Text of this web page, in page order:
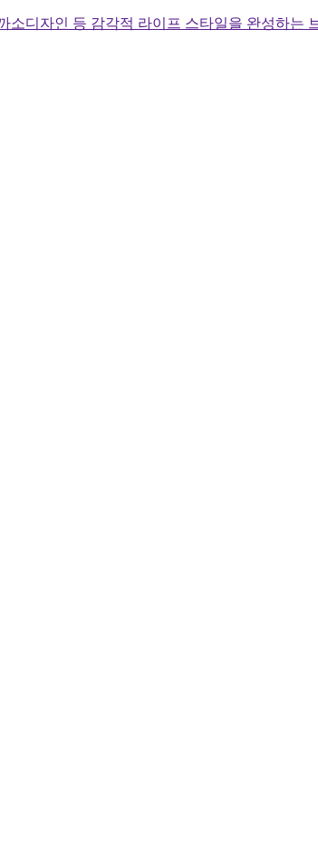
소디자인 등 감각적 라이프 스타일을 완성하는